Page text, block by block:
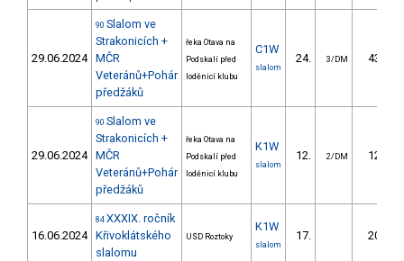
29.06.2024
90 Slalom ve
Strakonicích +
MČR
Veteránů+Pohár
předžáků
řeka Otava na
Podskalí před
loděnicí klubu
C1W
slalom
24. 3/DM 43.41
29.06.2024
90 Slalom ve
Strakonicích +
MČR
Veteránů+Pohár
předžáků
řeka Otava na
Podskalí před
loděnicí klubu
K1W
slalom
12. 2/DM 12.56
16.06.2024
84 XXXIX. ročník
Křivoklátského
slalomu
USD Roztoky
K1W
slalom
17. 20.08